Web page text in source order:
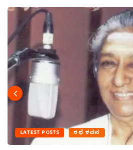
LATEST POSTS ಕಥೆ ಕವನ